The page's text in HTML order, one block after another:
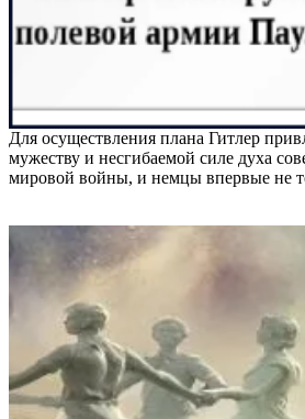
Для осуществления плана Гитлер
мужеству и несгибаемой силе духа
мировой войны, и немцы впервые не